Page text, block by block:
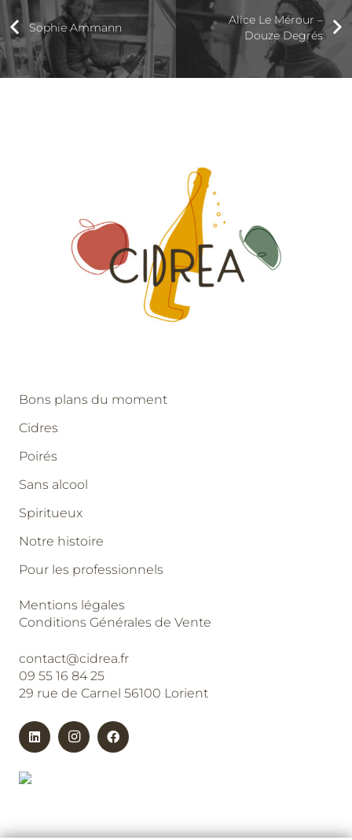
Sophie Ammann
Alice Le Mérour –
Douze Degrés
Bons plans du moment
Cidres
Poirés
Sans alcool
Spiritueux
Notre histoire
Pour les professionnels
Mentions légales
Conditions Générales de Vente
contact@cidrea.fr
09 55 16 84 25
29 rue de Carnel 56100 Lorient